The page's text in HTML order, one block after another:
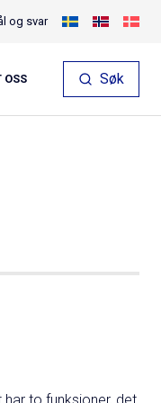
Søk
OSS
og svar